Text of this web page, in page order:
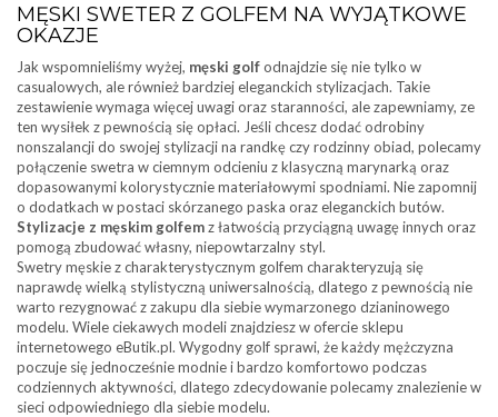
MĘSKI SWETER Z GOLFEM NA WYJĄTKOWE
OKAZJE
Jak wspomnieliśmy wyżej, męski golfodnajdzie się nie tylko w
casualowych, ale również bardziej eleganckich stylizacjach. Takie
zestawienie wymaga więcej uwagi oraz staranności, ale zapewniamy, ze
ten wysiłek z pewnością się opłaci. Jeśli chcesz dodać odrobiny
nonszalancji do swojej stylizacji na randkę czy rodzinny obiad, polecamy
połączenie swetra w ciemnym odcieniu z klasyczną marynarką oraz
dopasowanymi kolorystycznie materiałowymi spodniami. Nie zapomnij
o dodatkach w postaci skórzanego paska oraz eleganckich butów.
Stylizacje z męskim golfemz łatwością przyciągną uwagę innych oraz
pomogą zbudować własny, niepowtarzalny styl.
Swetry męskie z charakterystycznym golfem charakteryzują się
naprawdę wielką stylistyczną uniwersalnością, dlatego z pewnością nie
warto rezygnować z zakupu dla siebie wymarzonego dzianinowego
modelu. Wiele ciekawych modeli znajdziesz w ofercie sklepu
internetowego eButik.pl. Wygodny golf sprawi, że każdy mężczyzna
poczuje się jednocześnie modnie i bardzo komfortowo podczas
codziennych aktywności, dlatego zdecydowanie polecamy znalezienie w
sieci odpowiedniego dla siebie modelu.